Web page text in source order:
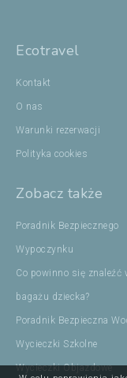
Ecotravel
Kontakt
O nas
Warunki rezerwacji
Polityka cookies
Zobacz także
Poradnik Bezpiecznego
Wypoczynku
Co powinno się znaleźć
bagażu dziecka?
Poradnik Bezpieczna
Wycieczki Szkolne
Wycieczki Objazdowe